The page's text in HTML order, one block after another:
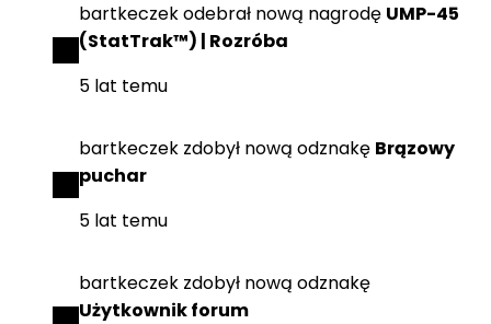
bartkeczekodebrał nową nagrodę UMP-45
(StatTrak™) | Rozróba
5 lat temu
bartkeczek zdobył nową odznakę Brązowy
puchar
5 lat temu
bartkeczek zdobył nową odznakę
Użytkownik forum